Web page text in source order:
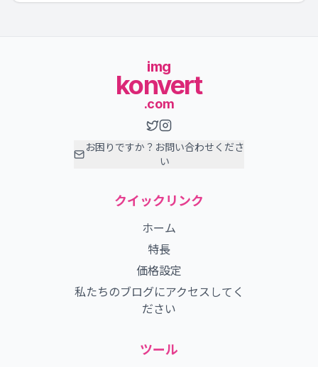
img
konvert
.com
お困りですか？お問い合わせくださ
い
クイックリンク
ホーム
特長
価格設定
私たちのブログにアクセスしてく
ださい
ツール